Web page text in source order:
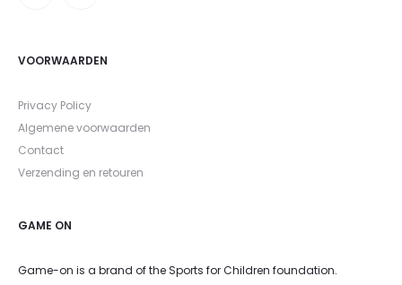
VOORWAARDEN
Privacy Policy
Algemene voorwaarden
Contact
Verzending en retouren
GAME ON
Game-on is a brand of the Sports for Children foundation.